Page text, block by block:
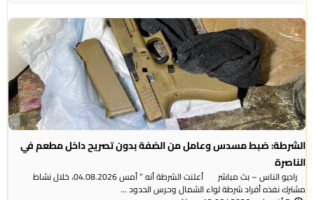
الشرطة: ضبط مسدس وعامل من الضفة بدون تصريح داخل مطعم في
الناصرة
راديو الناس – بث مباشر أعلنت الشرطة أنه ” أمس 04.08.2026، خلال نشاط
مشترك نفذه أفراد شرطة لواء الشمال وحرس الحدود ...